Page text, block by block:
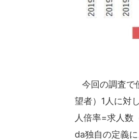
今回の調査で
望者）1人に対
人倍率=求人数
da独自の定義